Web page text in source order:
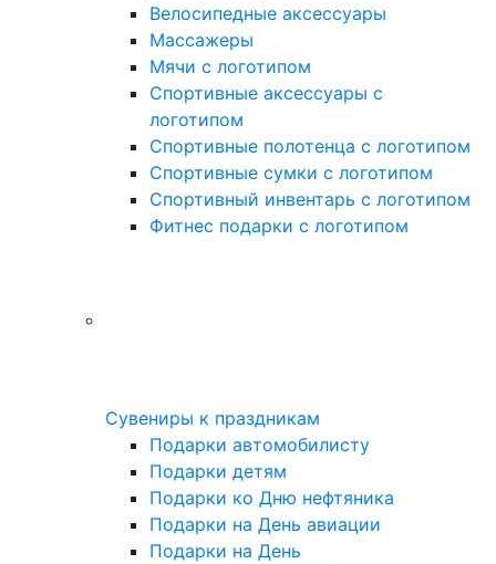
Велосипедные аксессуары
Массажеры
Мячи с логотипом
Спортивные аксессуары с
логотипом
Спортивные полотенца с логотипом
Спортивные сумки с логотипом
Спортивный инвентарь с логотипом
Фитнес подарки с логотипом
Сувениры к праздникам
Подарки автомобилисту
Подарки детям
Подарки ко Дню нефтяника
Подарки на День авиации
Подарки на День